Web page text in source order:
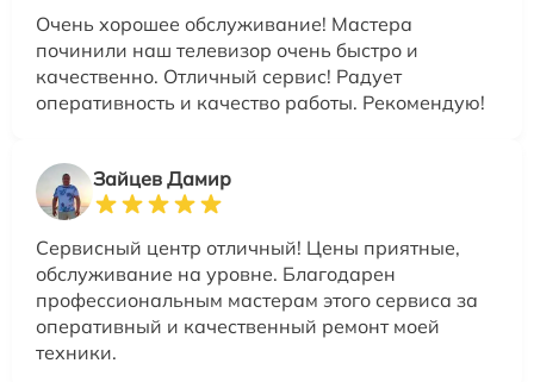
Очень хорошее обслуживание! Мастера
починили наш телевизор очень быстро и
качественно. Отличный сервис! Радует
оперативность и качество работы. Рекомендую!
Зайцев Дамир
Сервисный центр отличный! Цены приятные,
обслуживание на уровне. Благодарен
профессиональным мастерам этого сервиса за
оперативный и качественный ремонт моей
техники.